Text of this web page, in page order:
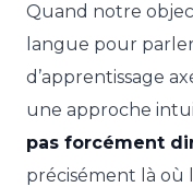
Quand notre
langue pour
d’apprentissage
une approche
pas forcément
précisément là où